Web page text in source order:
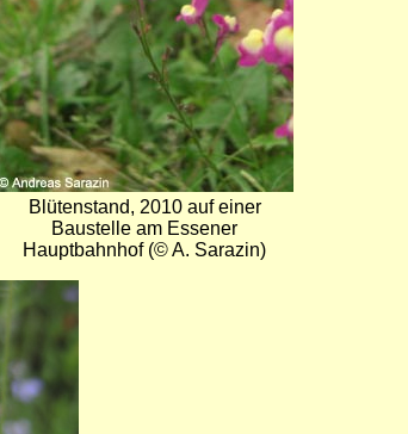
Blütenstand, 2010 auf einer
Baustelle am Essener
Hauptbahnhof (© A. Sarazin)